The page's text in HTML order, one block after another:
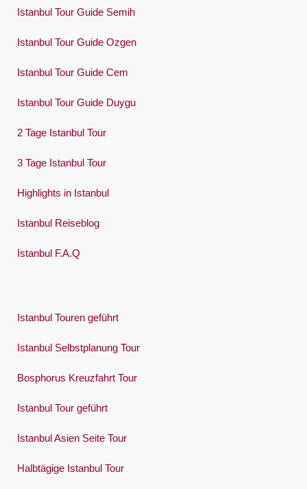
Swedish
Istanbul Tour Guide Semih
Istanbul Tour Guide Ozgen
Istanbul Tour Guide Cem
Istanbul Tour Guide Duygu
2 Tage Istanbul Tour
3 Tage Istanbul Tour
Highlights in Istanbul
Istanbul Reiseblog
Istanbul F.A.Q
Istanbul Touren geführt
Istanbul Selbstplanung Tour
Bosphorus Kreuzfahrt Tour
Istanbul Tour geführt
Istanbul Asien Seite Tour
Halbtägige Istanbul Tour